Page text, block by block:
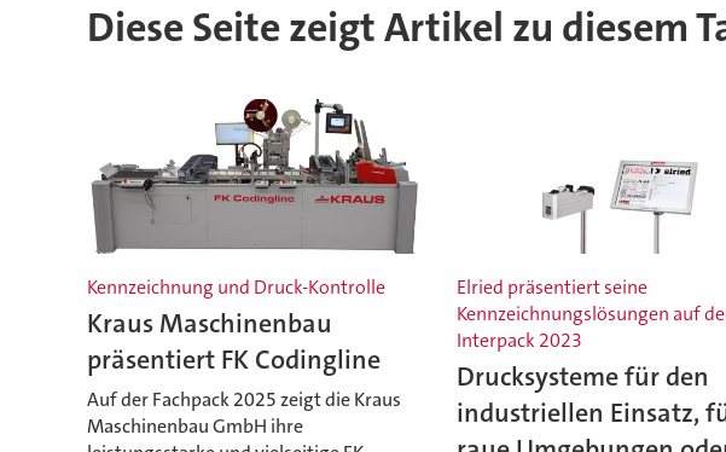
Diese Seite zeigt Artikel zu diesem
Kennzeichnung und Druck-Kontrolle
Kraus Maschinenbau
präsentiert FK Codingline
Auf der Fachpack 2025 zeigt die Kraus
Maschinenbau GmbH ihre
Elried präsentiert seine
Kennzeichnungslösungen auf
Interpack 2023
Drucksysteme für den
industriellen Einsatz,